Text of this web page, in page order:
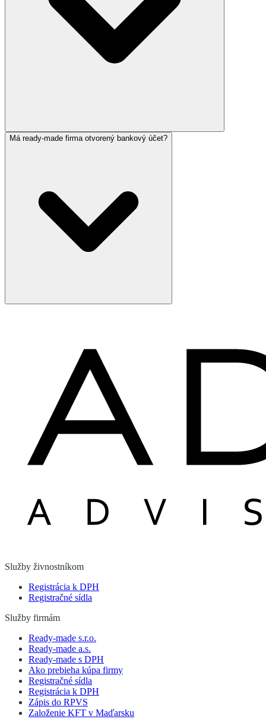
Má ready-made firma otvorený bankový účet?
Služby živnostníkom
Registrácia k DPH
Registračné sídla
Služby firmám
Ready-made s.r.o.
Ready-made a.s.
Ready-made s DPH
Ako prebieha kúpa firmy
Registračné sídla
Registrácia k DPH
Zápis do RPVS
Založenie KFT v Maďarsku